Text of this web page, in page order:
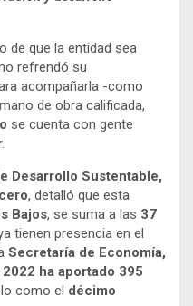
de que la entidad sea
refrendó su
acompañarla -como
de obra calificada,
se cuenta con gente
Desarrollo Sustentable,
, detalló que esta
Bajos, se suma a las 37
tienen presencia en el
Secretaría de Economía,
2022 ha aportado 395
como el décimo